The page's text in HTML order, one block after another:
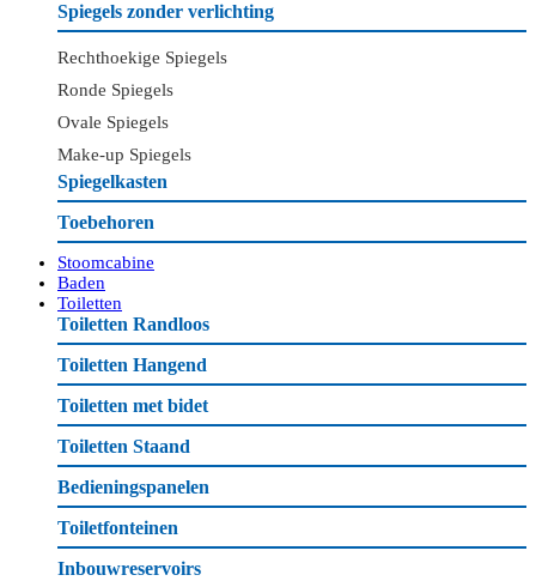
Spiegels zonder verlichting
Rechthoekige Spiegels
Ronde Spiegels
Ovale Spiegels
Make-up Spiegels
Spiegelkasten
Toebehoren
Stoomcabine
Baden
Toiletten
Toiletten Randloos
Toiletten Hangend
Toiletten met bidet
Toiletten Staand
Bedieningspanelen
Toiletfonteinen
Inbouwreservoirs